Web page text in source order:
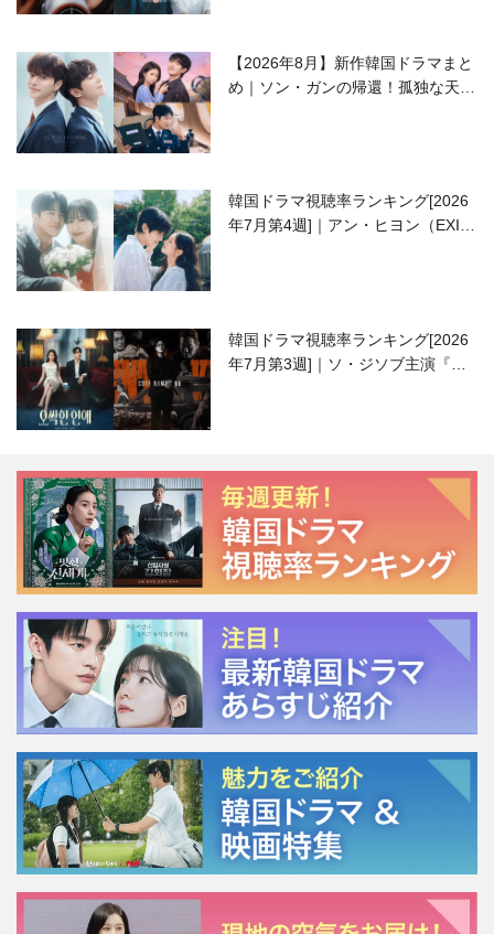
【2026年8月】新作韓国ドラマまと
め｜ソン・ガンの帰還！孤独な天才
韓国ドラマ視聴率ランキング[2026
年7月第4週]｜アン・ヒヨン（EXID
韓国ドラマ視聴率ランキング[2026
年7月第3週]｜ソ・ジソブ主演『エ